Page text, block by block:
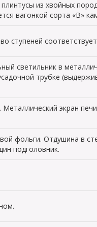
из хвойных
вагонкой сорта «В»
ступеней
светильник в
трубке
экран
фольги. Отдушина в
подголовник.